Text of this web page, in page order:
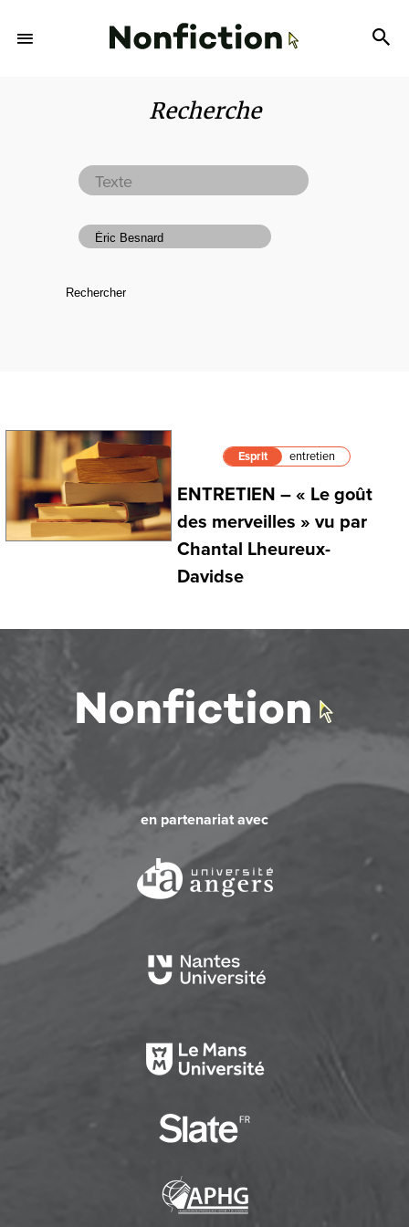
Recherche
Esprit entretien
ENTRETIEN – « Le goût
des merveilles » vu par
Chantal Lheureux-
Davidse
en partenariat avec